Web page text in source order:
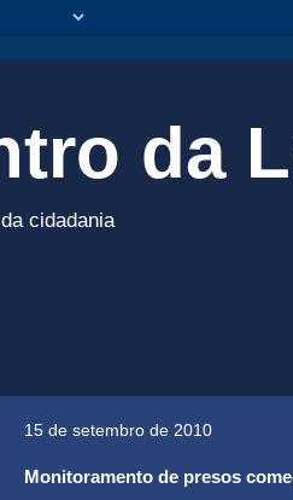
da
cidadania
15 de setembro de 2010
Monitoramento de presos